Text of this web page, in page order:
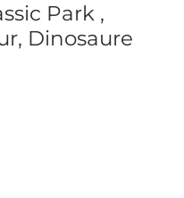
Park ,
Dinosaure